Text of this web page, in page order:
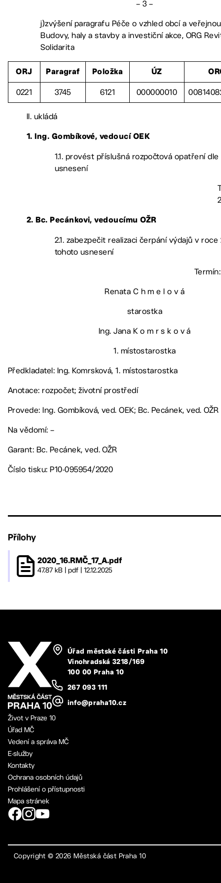
– 3 –
j)zvýšení paragrafu Péče o vzhled obcí a
Budovy, haly a stavby a investiční akce, ORG
Solidarita
ORJ Paragraf Položka ÚZ
0221 3745 6121 000000010
II. ukládá
1. Ing. Gombíkové, vedoucí OEK
1.1. provést příslušná rozpočtová opatření
usnesení
2. Bc. Pecánkovi, vedoucímu OŽR
2.1. zabezpečit realizaci čerpání výdajů v
tohoto usnesení
Renata C h m e l o v á
starostka
Ing. Jana K o m r s k o v á
1. místostarostka
Předkladatel: Ing. Komrsková, 1. místostarostka
Anotace: rozpočet; životní prostředí
Provede: Ing. Gombíková, ved. OEK; Bc. Pecánek, ved. OŽR
Na vědomí: –
Garant: Bc. Pecánek, ved. OŽR
Číslo tisku: P10-095954/2020
Přílohy
2020_16.RMČ_17_A.pdf
47.87 kB pdf 12.12.2025
Úřad městské části Praha 10
Vinohradská 3218/169
100 00 Praha 10
267 093 111
info@praha10.cz
Život v Praze 10
Úřad MČ
Vedení a správa MČ
E-služby
Kontakty
Ochrana osobních údajů
Prohlášení o přístupnosti
Mapa stránek
Copyright ©2026 Městská část Praha 10